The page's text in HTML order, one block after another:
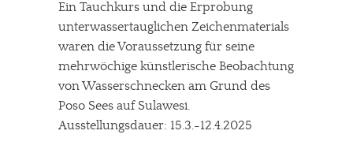
Ein Tauchkurs und die Erprobung
unterwassertauglichen Zeichenmaterials
waren die Voraussetzung für seine
mehrwöchige künstlerische Beobachtung
von Wasserschnecken am Grund des
Poso Sees auf Sulawesi.
Ausstellungsdauer: 15.3.-12.4.2025